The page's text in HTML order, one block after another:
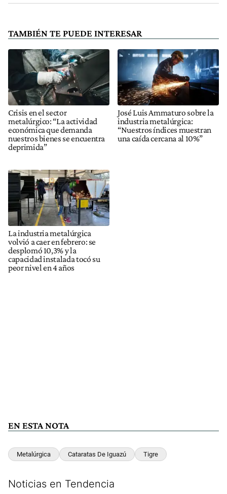
TAMBIÉN TE PUEDE INTERESAR
Crisis en el sector
metalúrgico: “La actividad
económica que demanda
nuestros bienes se encuentra
deprimida”
José Luis Ammaturo sobre la
industria metalúrgica:
“Nuestros índices muestran
una caída cercana al 10%”
La industria metalúrgica
volvió a caer en febrero: se
desplomó 10,3% y la
capacidad instalada tocó su
peor nivel en 4 años
EN ESTA NOTA
Metalúrgica Cataratas De Iguazú Tigre
Noticias en Tendencia